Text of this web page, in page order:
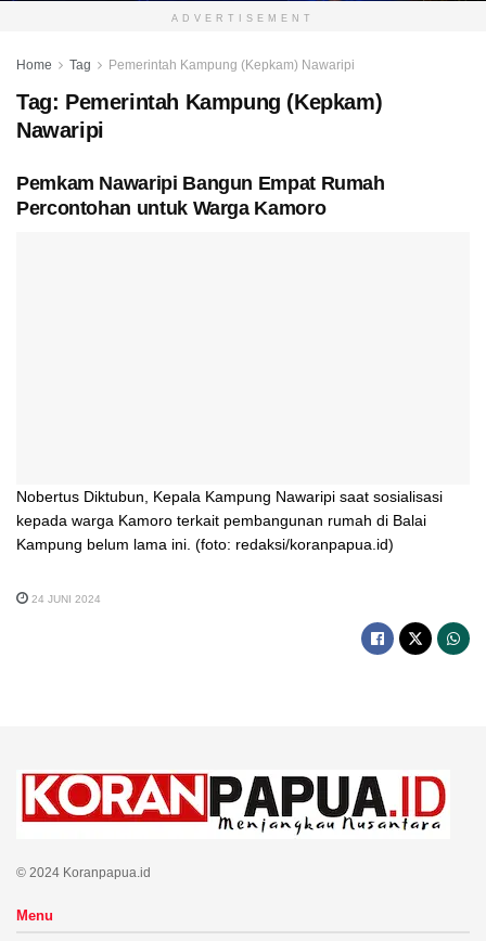
ADVERTISEMENT
Home Tag Pemerintah Kampung (Kepkam) Nawaripi
Tag: Pemerintah Kampung (Kepkam)
Nawaripi
Pemkam Nawaripi Bangun Empat Rumah
Percontohan untuk Warga Kamoro
Nobertus Diktubun, Kepala Kampung Nawaripi saat sosialisasi
kepada warga Kamoro terkait pembangunan rumah di Balai
Kampung belum lama ini. (foto: redaksi/koranpapua.id)
24 JUNI 2024
© 2024 Koranpapua.id
Menu